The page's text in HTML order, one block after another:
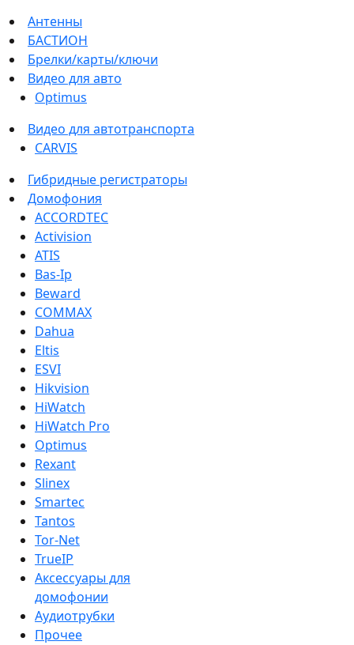
Антенны
БАСТИОН
Брелки/карты/ключи
Видео для авто
Optimus
Видео для автотранспорта
CARVIS
Гибридные регистраторы
Домофония
ACCORDTEC
Activision
ATIS
Bas-Ip
Beward
COMMAX
Dahua
Eltis
ESVI
Hikvision
HiWatch
HiWatch Pro
Optimus
Rexant
Slinex
Smartec
Tantos
Tor-Net
TrueIP
Аксессуары для
домофонии
Аудиотрубки
Прочее